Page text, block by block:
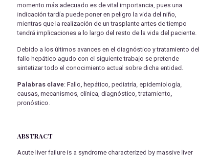
momento más adecuado es de vital importancia, pues una
indicación tardía puede poner en peligro la vida del niño,
mientras que la realización de un trasplante antes de tiempo
tendrá implicaciones a lo largo del resto de la vida del paciente.
Debido a los últimos avances en el diagnóstico y tratamiento del
fallo hepático agudo con el siguiente trabajo se pretende
sintetizar todo el conocimiento actual sobre dicha entidad.
Palabras clave: Fallo, hepático, pediatría, epidemiología,
causas, mecanismos, clínica, diagnóstico, tratamiento,
pronóstico.
ABSTRACT
Acute liver failure is a syndrome characterized by massive liver